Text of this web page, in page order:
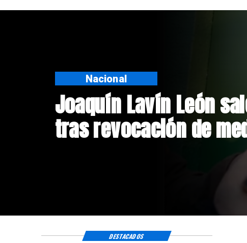
Chile y Venezuela
de relaciones
Nacional
DESTACADOS